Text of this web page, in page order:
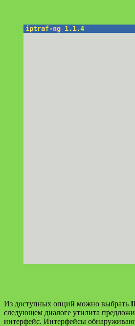
Из доступных опций можно выбрать
следующем диалоге утилита
интерфейс. Интерфейсы